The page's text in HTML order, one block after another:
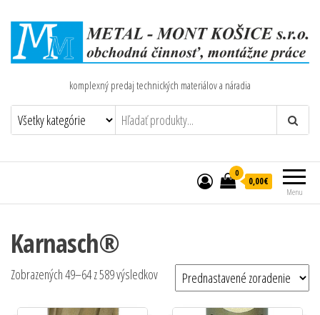
komplexný predaj technických materiálov a náradia
Menu
0
0,00€
Karnasch®
Zobrazených 49–64 z 589 výsledkov